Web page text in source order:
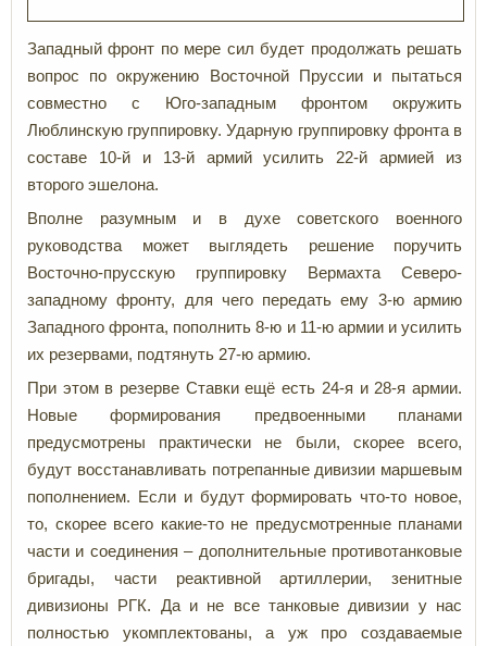
Западный фронт по мере сил будет продолжать решать
вопрос по окружению Восточной Пруссии и пытаться
совместно с Юго-западным фронтом окружить
Люблинскую группировку. Ударную группировку фронта в
составе 10-й и 13-й армий усилить 22-й армией из
второго эшелона.
Вполне разумным и в духе советского военного
руководства может выглядеть решение поручить
Восточно-прусскую группировку Вермахта Северо-
западному фронту, для чего передать ему 3-ю армию
Западного фронта, пополнить 8-ю и 11-ю армии и усилить
их резервами, подтянуть 27-ю армию.
При этом в резерве Ставки ещё есть 24-я и 28-я армии.
Новые формирования предвоенными планами
предусмотрены практически не были, скорее всего,
будут восстанавливать потрепанные дивизии маршевым
пополнением. Если и будут формировать что-то новое,
то, скорее всего какие-то не предусмотренные планами
части и соединения – дополнительные противотанковые
бригады, части реактивной артиллерии, зенитные
дивизионы РГК. Да и не все танковые дивизии у нас
полностью укомплектованы, а уж про создаваемые